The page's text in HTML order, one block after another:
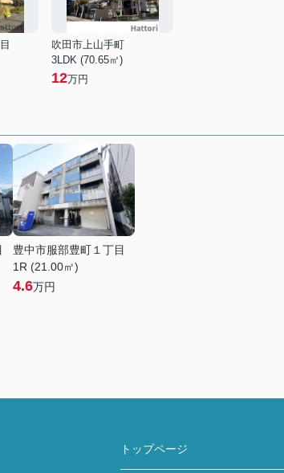
吹田市上山手町
3LDK (70.65㎡)
12万円
豊中市服部豊町１丁目
1R (21.00㎡)
4.6万円
トップページ